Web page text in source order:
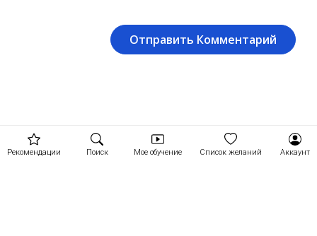
Рекомендации Поиск Мое обучение Список желаний Аккаунт